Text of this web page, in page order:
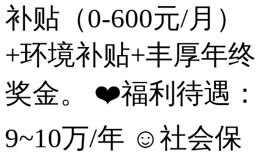
补贴（0-600元/月）
+环境补贴+丰厚年终
奖金。 ❤️福利待遇：
9~10万/年 ☺社会保